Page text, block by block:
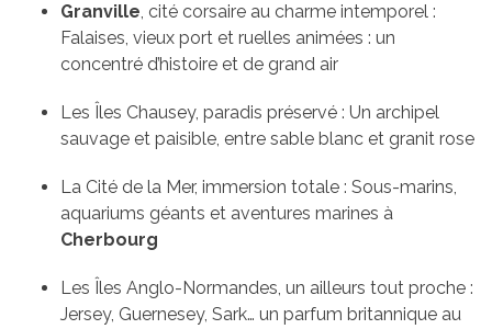
Granville, cité corsaire au charme intemporel :
Falaises, vieux port et ruelles animées : un
concentré d’histoire et de grand air
Les Îles Chausey, paradis préservé : Un archipel
sauvage et paisible, entre sable blanc et granit rose
La Cité de la Mer, immersion totale : Sous-marins,
aquariums géants et aventures marines à
Cherbourg
Les Îles Anglo-Normandes, un ailleurs tout proche :
Jersey, Guernesey, Sark… un parfum britannique au